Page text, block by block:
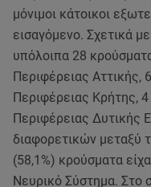
μόνιμοι κάτοικοι
εισαγόμενο. Σχετικά
υπόλοιπα 28
Περιφέρειας Αττικής,
Περιφέρειας Κρήτης, 4
Περιφέρειας Δυτικής
διαφορετικών μεταξύ
(58,1%) κρούσματα
Νευρικό Σύστημα. Στο